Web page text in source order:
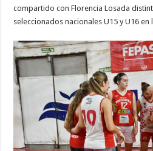
compartido con Florencia Losada
seleccionados nacionales U15 y U16